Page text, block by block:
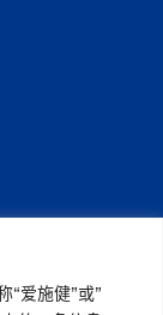
“爱施健”或”